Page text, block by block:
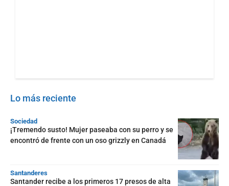
Lo más reciente
Sociedad
¡Tremendo susto! Mujer paseaba con su perro y se
encontró de frente con un oso grizzly en Canadá
Santanderes
Santander recibe a los primeros 17 presos de alta